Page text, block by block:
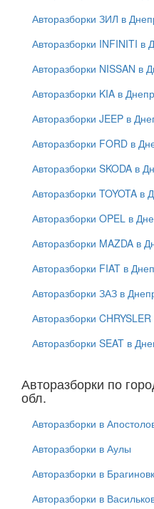
Авторазборки ЗИЛ в
Авторазборки INFINITI в
Авторазборки NISSAN в
Авторазборки KIA в
Авторазборки JEEP в
Авторазборки FORD в
Авторазборки SKODA в
Авторазборки TOYOTA в
Авторазборки OPEL в
Авторазборки MAZDA в
Авторазборки FIAT в
Авторазборки ЗАЗ в
Авторазборки
Авторазборки SEAT в
Авторазборки по
обл.
Авторазборки в
Авторазборки в Аулы
Авторазборки в
Авторазборки в